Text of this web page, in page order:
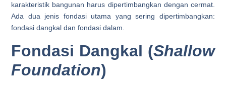
karakteristik bangunan harus dipertimbangkan dengan cermat.
Ada dua jenis fondasi utama yang sering dipertimbangkan:
fondasi dangkal dan fondasi dalam.
Fondasi Dangkal (Shallow
Foundation)